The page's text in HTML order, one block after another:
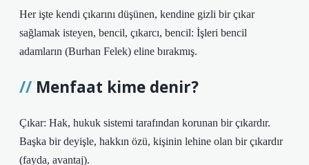
Her işte kendi çıkarını düşünen, kendine gizli bir çıkar
sağlamak isteyen, bencil, çıkarcı, bencil: İşleri bencil
adamların (Burhan Felek) eline bırakmış.
Menfaat kime denir?
Çıkar: Hak, hukuk sistemi tarafından korunan bir çıkardır.
Başka bir deyişle, hakkın özü, kişinin lehine olan bir çıkardır
(fayda, avantaj).